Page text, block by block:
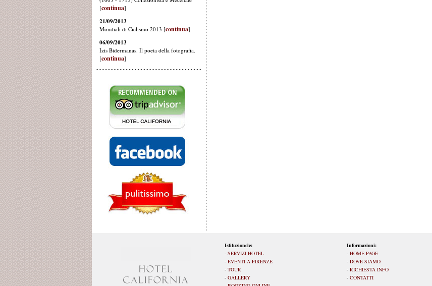
Istituzionele:
- SERVIZI HOTEL
- EVENTI A FIRENZE
- TOUR
- GALLERY
Informazioni:
- HOME PAGE
- DOVE SIAMO
- RICHIESTA INFO
- CONTATTI